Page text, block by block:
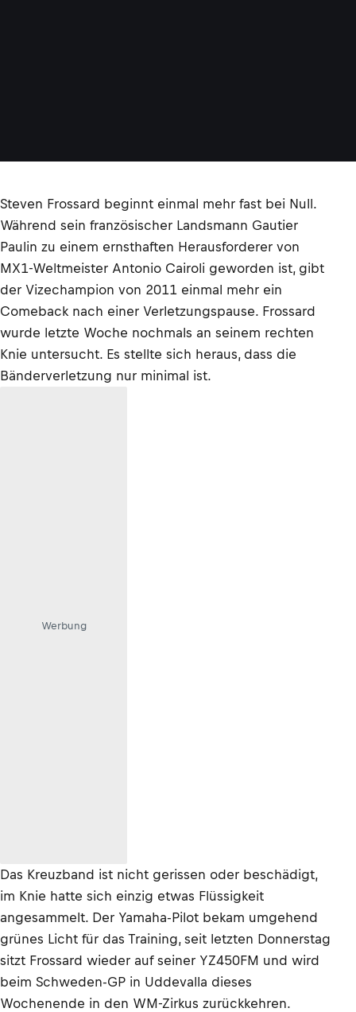
Steven Frossard beginnt einmal mehr fast bei Null.
Während sein französischer Landsmann Gautier
Paulin zu einem ernsthaften Herausforderer von
MX1-Weltmeister Antonio Cairoli geworden ist, gibt
der Vizechampion von 2011 einmal mehr ein
Comeback nach einer Verletzungspause. Frossard
wurde letzte Woche nochmals an seinem rechten
Knie untersucht. Es stellte sich heraus, dass die
Bänderverletzung nur minimal ist.
Werbung
Das Kreuzband ist nicht gerissen oder beschädigt,
im Knie hatte sich einzig etwas Flüssigkeit
angesammelt. Der Yamaha-Pilot bekam umgehend
grünes Licht für das Training, seit letzten Donnerstag
sitzt Frossard wieder auf seiner YZ450FM und wird
beim Schweden-GP in Uddevalla dieses
Wochenende in den WM-Zirkus zurückkehren.